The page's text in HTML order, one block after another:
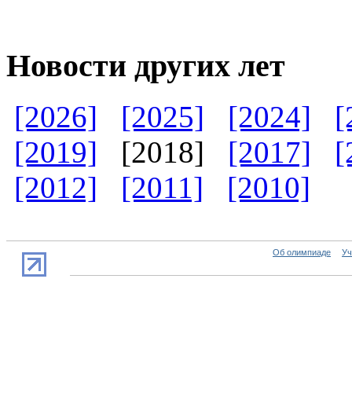
Новости других лет
[2026] [2025] [2024]
[2019] [2018] [2017]
[2012]
[2011] [2010]
Об олимпиаде